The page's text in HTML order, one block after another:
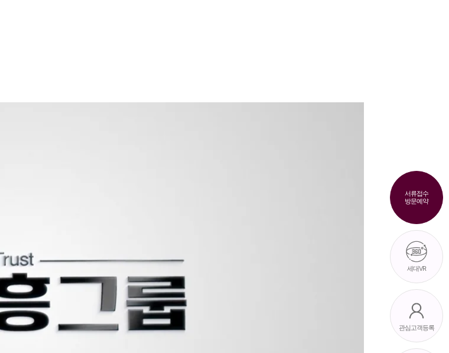
서류접수
방문예약
세대VR
관심고객등록